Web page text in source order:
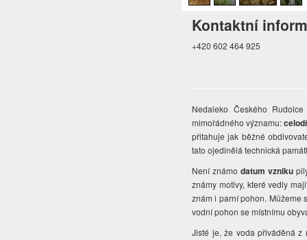
Kontaktní
+420 602 464 925
Nedaleko Českého
mimořádného významu:
přitahuje jak běžné
tato ojedinělá technická
Není známodatum vzniku
známy motivy, které vedly
znám i parní pohon. Můžeme
vodní pohon se místnímu
Jisté je, že voda přiváděná